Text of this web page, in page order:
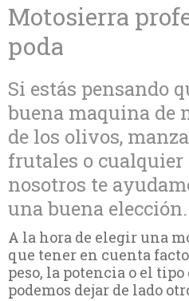
Motosierra
poda
Si estás pensando
buena maquina de
de los olivos,
frutales o cualquier
nosotros te
una buena elección.
A la hora de elegir una
que tener en cuenta
peso, la potencia o el tipo
podemos dejar de lado